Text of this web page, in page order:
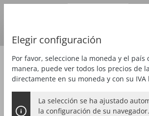
Zubehör Accesorios especiales
RUEDA DENTADA DE
Elegir configuración
Por favor, seleccione la moneda y el país
manera, puede ver todos los precios de
directamente en su moneda y con su IVA
La selección se ha ajustado
la configuración de su